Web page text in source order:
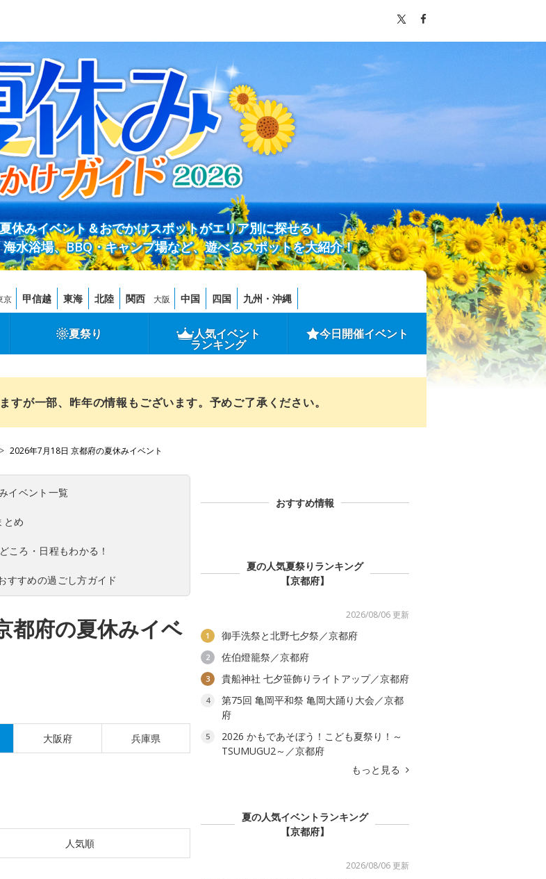
休みイベント＆おでかけスポットがエリア別に探せる！
水浴場、BBQ・キャンプ場など、遊べるスポットを大紹介！
京 甲信越 東海 北陸 関西 大阪 中国 四国 九州・沖縄
夏祭り 人気イベント
ランキング
今日開催イベント
すが一部、昨年の情報もございます。予めご了承ください。
2026年7月18日 京都府の夏休みイベント
イベント一覧
とめ
ころ・日程もわかる！
すすめの過ごし方ガイド
都府の夏休みイベ
大阪府 兵庫県
人気順
おすすめ情報
夏の人気夏祭りランキング
【京都府】
2026/08/06 更新
1 御手洗祭と北野七夕祭／京都府
2 佐伯燈籠祭／京都府
3 貴船神社 七夕笹飾りライトアップ／京都府
4
第75回 亀岡平和祭 亀岡大踊り大会／京都
府
5
2026 かもであそぼう！こども夏祭り！～
TSUMUGU2～／京都府
もっと見る
夏の人気イベントランキング
【京都府】
2026/08/06 更新